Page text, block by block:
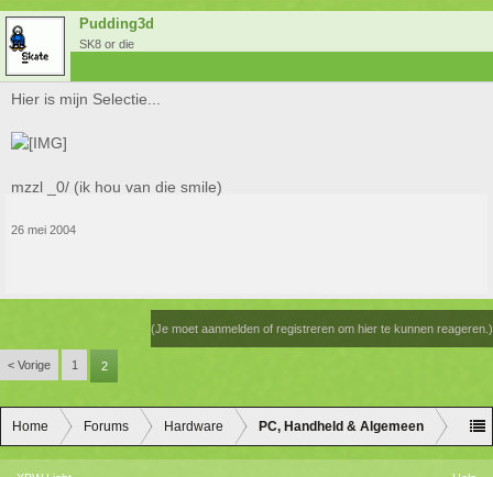
Pudding3d
SK8 or die
Hier is mijn Selectie...
mzzl _0/ (ik hou van die smile)
26 mei 2004
(Je moet aanmelden of registreren om hier te kunnen reageren.)
< Vorige 1 2
Home Forums Hardware PC, Handheld & Algemeen